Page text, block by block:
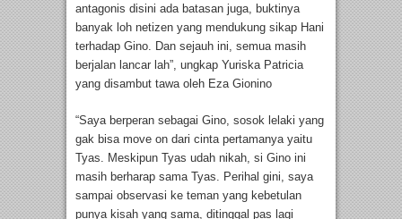
antagonis disini ada batasan juga, buktinya
banyak loh netizen yang mendukung sikap Hani
terhadap Gino. Dan sejauh ini, semua masih
berjalan lancar lah”, ungkap Yuriska Patricia
yang disambut tawa oleh Eza Gionino
“Saya berperan sebagai Gino, sosok lelaki yang
gak bisa move on dari cinta pertamanya yaitu
Tyas. Meskipun Tyas udah nikah, si Gino ini
masih berharap sama Tyas. Perihal gini, saya
sampai observasi ke teman yang kebetulan
punya kisah yang sama, ditinggal pas lagi